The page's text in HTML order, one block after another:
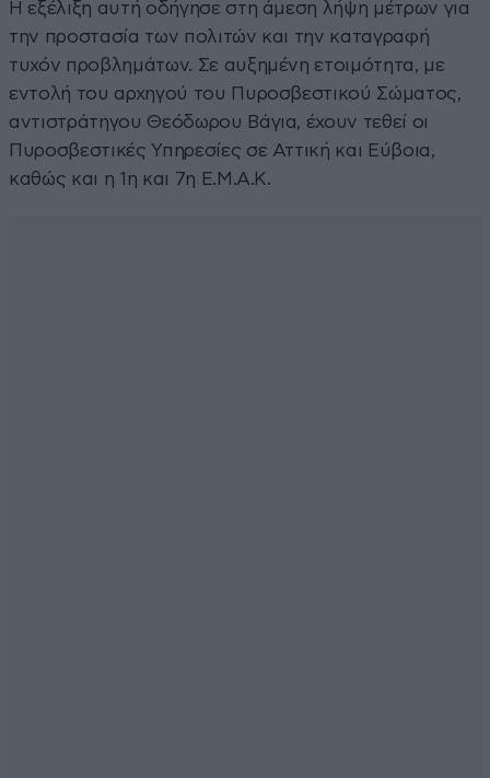
Η εξέλιξη αυτή οδήγησε στη άμεση λήψη μέτρων για
την προστασία των πολιτών και την καταγραφή
τυχόν προβλημάτων. Σε αυξημένη ετοιμότητα, με
εντολή του αρχηγού του Πυροσβεστικού Σώματος,
αντιστράτηγου Θεόδωρου Βάγια, έχουν τεθεί οι
Πυροσβεστικές Υπηρεσίες σε Αττική και Εύβοια,
καθώς και η 1η και 7η Ε.Μ.Α.Κ.